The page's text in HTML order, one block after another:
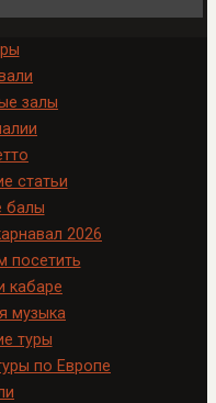
залы
статьи
балы
2026
посетить
кабаре
музыка
туры
по Европе